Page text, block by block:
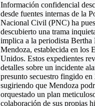
Información confidencial
desde fuentes internas de la
Nacional Civil (PNC) ha
descubierto una trama
implica a la periodista Bertha
Mendoza, establecida en los
Unidos. Estos expedientes
detalles sobre un incidente
presunto secuestro fingido en
sugiriendo que Mendoza
orquestado un plan
colaboración de sus propias